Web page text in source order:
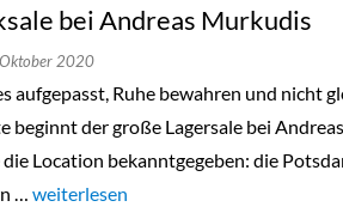
bei Andreas Murkudis
2020
aufgepasst, Ruhe bewahren und nicht
beginnt der große Lagersale bei
Location bekanntgegeben: die
… „Endlich: Stocksale bei Andreas
weiterlesen